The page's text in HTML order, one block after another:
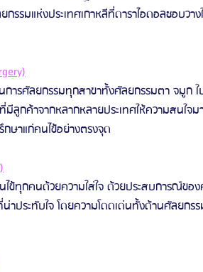
รมแห่งประเทศเกาหลีที่ดาราไอดอลชอบวาง
การศัลยกรรมทุกสาขาทั้งศัลยกรรมตา จมูก
ลูกค้าจากหลากหลายประเทศให้ความสนใจ
ษาแก่คนไข้อย่างตรงจุด
ข้ทุกคนด้วยความใส่ใจ ด้วยประสบการณ์ขอ
าประทับใจ โดยความโดดเด่นทั้งด้านศัลยกร